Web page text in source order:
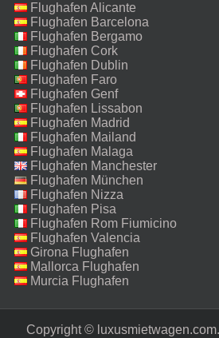
Flughafen Alicante
Flughafen Barcelona
Flughafen Bergamo
Flughafen Cork
Flughafen Dublin
Flughafen Faro
Flughafen Genf
Flughafen Lissabon
Flughafen Madrid
Flughafen Mailand
Malpensa
Flughafen Malaga
Flughafen Manchester
Flughafen München
Flughafen Nizza
Flughafen Pisa
Flughafen Rom Fiumicino
Flughafen Valencia
Girona Flughafen
Mallorca Flughafen
Murcia Flughafen
Copyright ©